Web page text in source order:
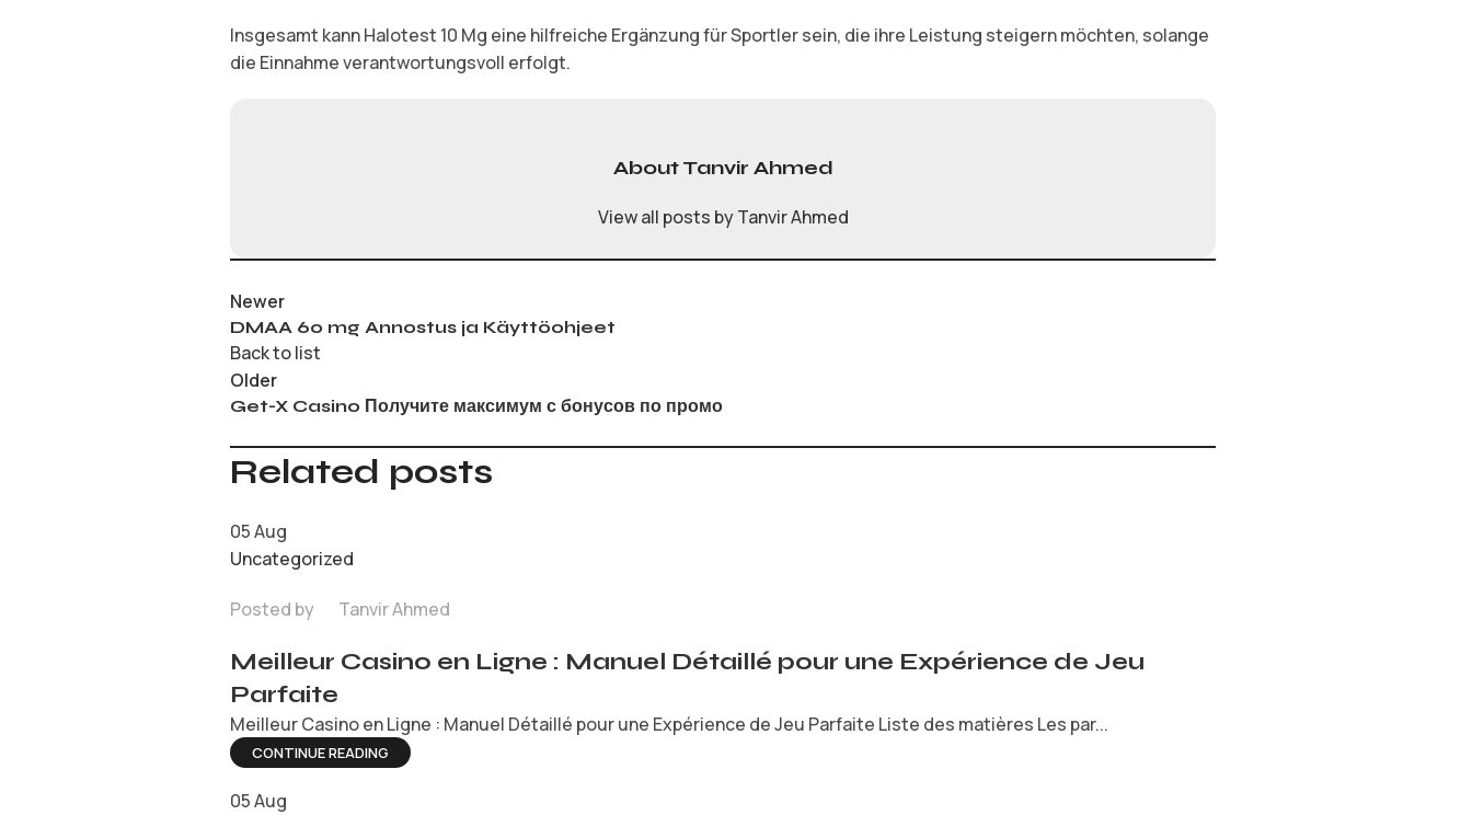
Insgesamt kann Halotest 10 Mg eine hilfreiche Ergänzung für Sportler sein, die ihre Leistung steigern möchten, solange
die Einnahme verantwortungsvoll erfolgt.
About Tanvir Ahmed
View all posts by Tanvir Ahmed
Newer
DMAA 60 mg Annostus ja Käyttöohjeet
Back to list
Older
Get-X Casino Получите максимум с бонусов по промо
Related posts
05Aug
Uncategorized
Posted by Tanvir Ahmed
Meilleur Casino en Ligne : Manuel Détaillé pour une Expérience de Jeu
Parfaite
Meilleur Casino en Ligne : Manuel Détaillé pour une Expérience de Jeu Parfaite Liste des matières Les par...
CONTINUE READING
05Aug